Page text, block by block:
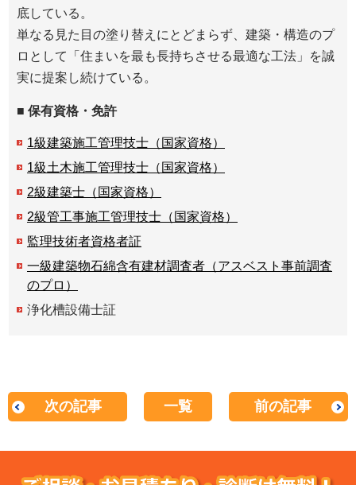
底している。
単なる見た目の塗り替えにとどまらず、建築・構造のプ
ロとして「住まいを最も長持ちさせる最適な工法」を誠
実に提案し続けている。
■ 保有資格・免許
1級建築施工管理技士（国家資格）
1級土木施工管理技士（国家資格）
2級建築士（国家資格）
2級管工事施工管理技士（国家資格）
監理技術者資格者証
一級建築物石綿含有建材調査者（アスベスト事前調査
のプロ）
浄化槽設備士証
次の記事 一覧 前の記事